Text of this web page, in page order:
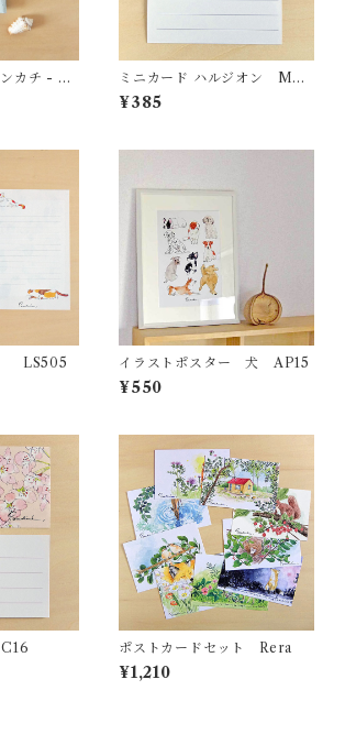
カチ - コ
め - スカ
ミニカード ハルジオン MC0
5
¥385
） LS505 イラストポスター 犬 AP15
¥550
ポストカードセット Rera
¥1,210